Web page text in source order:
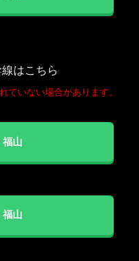
はこちら
ていない場合があります。
福山
福山